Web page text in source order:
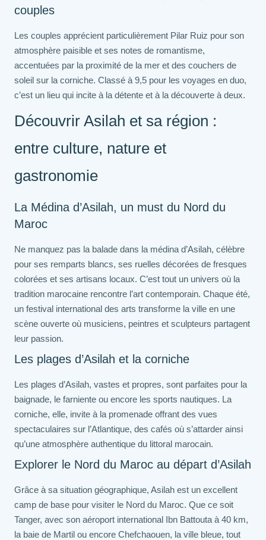
couples
Les couples apprécient particulièrement Pilar Ruiz pour son
atmosphère paisible et ses notes de romantisme,
accentuées par la proximité de la mer et des couchers de
soleil sur la corniche. Classé à 9,5 pour les voyages en duo,
c’est un lieu qui incite à la détente et à la découverte à deux.
Découvrir Asilah et sa région :
entre culture, nature et
gastronomie
La Médina d’Asilah, un must du Nord du
Maroc
Ne manquez pas la balade dans la médina d’Asilah, célèbre
pour ses remparts blancs, ses ruelles décorées de fresques
colorées et ses artisans locaux. C’est tout un univers où la
tradition marocaine rencontre l’art contemporain. Chaque été,
un festival international des arts transforme la ville en une
scène ouverte où musiciens, peintres et sculpteurs partagent
leur passion.
Les plages d’Asilah et la corniche
Les plages d’Asilah, vastes et propres, sont parfaites pour la
baignade, le farniente ou encore les sports nautiques. La
corniche, elle, invite à la promenade offrant des vues
spectaculaires sur l’Atlantique, des cafés où s’attarder ainsi
qu’une atmosphère authentique du littoral marocain.
Explorer le Nord du Maroc au départ d’Asilah
Grâce à sa situation géographique, Asilah est un excellent
camp de base pour visiter le Nord du Maroc. Que ce soit
Tanger, avec son aéroport international Ibn Battouta à 40 km,
la baie de Martil ou encore Chefchaouen, la ville bleue, tout